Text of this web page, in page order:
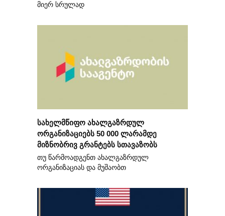
მიერ სრულად
სახელმწიფო ახალგაზრდულ
ორგანიზაციებს 50 000 ლარამდე
მიზნობრივ გრანტებს სთავაზობს
თუ წარმოადგენთ ახალგაზრდულ
ორგანიზაციას და მუშაობთ